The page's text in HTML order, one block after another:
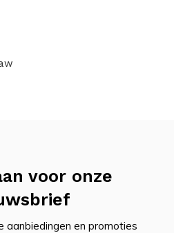
voor onze
aanbiedingen en promoties